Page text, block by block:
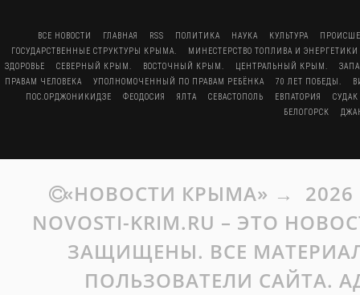
ВСЕ НОВОСТИ ГЛАВНАЯ RSS ПОЛИТИКА НАУКА КУЛЬТУРА
ГОСУДАРСТВЕННЫЕ СТРУКТУРЫ КРЫМА.
МИНЕСТЕРСТВО ТОПЛИВА И
ЗДОРОВЬЕ
СЕВЕРНЫЙ КРЫМ. ВОСТОЧНЫЙ КРЫМ. ЦЕНТРАЛЬНЫЙ КРЫМ.
ПРАВАМ ЧЕЛОВЕКА
УПОЛНОМОЧЕННЫЙ ПО ПРАВАМ РЕБЁНКА 70 ЛЕТ ПОБЕДЫ.
ПОС.ОРДЖОНИКИДЗЕ
ФЕОДОСИЯ ЯЛТА СЕВАСТОПОЛЬ ЕВПАТОРИЯ
СУДАК
БЕЛОГОРСК
«НОВОСТИ КРЫМА» → 2026
NOVOSTI-KRIM.RU – ЭТО
ЗАЩИЩЕНЫ. ВСЕ
ПОЛЬЗОВАТЕЛИ САЙТА.